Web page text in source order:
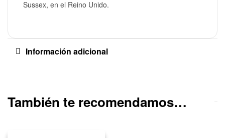
Sussex, en el Reino Unido.
Información adicional
También te recomendamos…